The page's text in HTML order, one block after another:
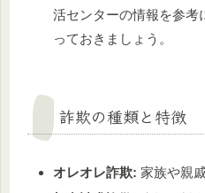
活センターの情報を参考
っておきましょう。
詐欺の種類と特徴
オレオレ詐欺: 家族や親